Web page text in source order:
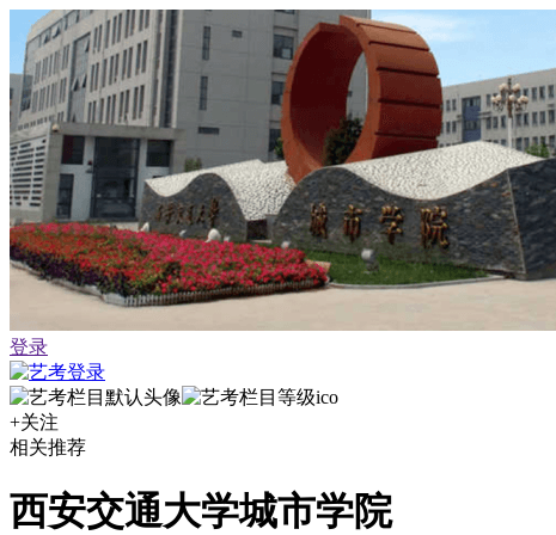
登录
+关注
相关推荐
西安交通大学城市学院